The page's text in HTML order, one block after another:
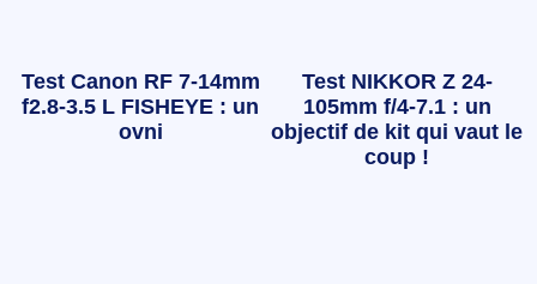
Test Canon RF 7-14mm
f2.8-3.5 L FISHEYE : un
ovni
Test NIKKOR Z 24-
105mm f/4-7.1 : un
objectif de kit qui vaut le
coup !